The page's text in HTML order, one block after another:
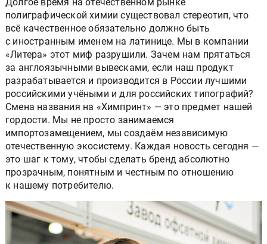
полиграфической химии существовал стереотип, что
всё качественное обязательно должно быть
с иностранным именем на латинице. Мы в компании
«Литера» этот миф разрушили. Зачем нам прятаться
за англоязычными вывесками, если наш продукт
разрабатывается и производится в России лучшими
российскими учёными и для российских типографий?
Смена названия на «Химпринт» — это предмет нашей
гордости. Мы не просто занимаемся
импортозамещением, мы создаём независимую
отечественную экосистему. Каждая новость сегодня —
это шаг к тому, чтобы сделать бренд абсолютно
прозрачным, понятным и честным по отношению
к нашему потребителю.